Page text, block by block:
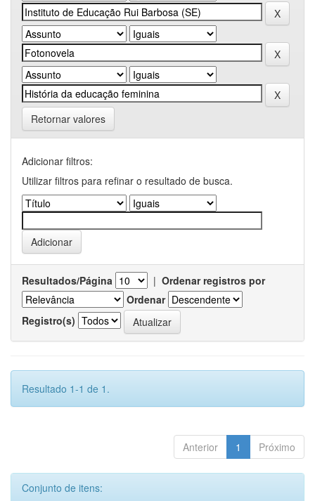
Retornar valores
Adicionar filtros:
Utilizar filtros para refinar o resultado de busca.
Resultados/Página | Ordenar registros por
Ordenar
Registro(s)
Resultado 1-1 de 1.
Anterior 1 Próximo
Conjunto de itens: